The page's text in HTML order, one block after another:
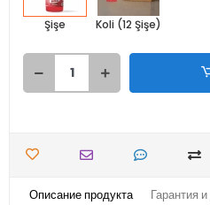
Şişe Koli (12 Şişe)
Описание продукта Гарантия